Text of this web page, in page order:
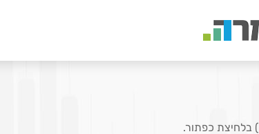
בעמוד זה תוכלו להמיר את המטבע לירה שטרלינג (GBP) לרופיה אינדונזית (IDR) בלחיצת כפתור.